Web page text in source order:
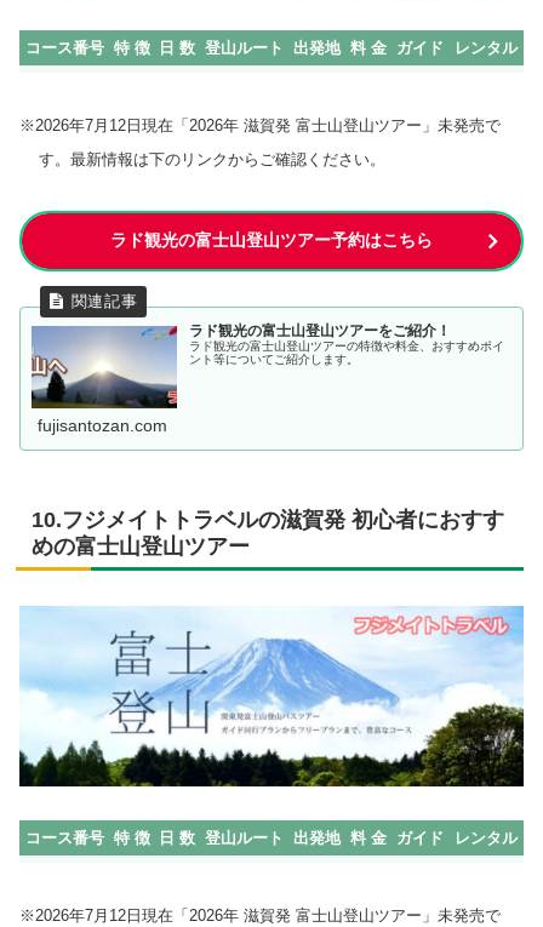
コース番号 特 徴 日 数 登山ルート 出発地 料 金 ガイド レンタル
※2026年7月12日現在「2026年 滋賀発 富士山登山ツアー」未発売で
す。最新情報は下のリンクからご確認ください。
ラド観光の富士山登山ツアー予約はこちら
ラド観光の富士山登山ツアーをご紹介！
ラド観光の富士山登山ツアーの特徴や料金、おすすめポイ
ント等についてご紹介します。
fujisantozan.com
10.フジメイトトラベルの滋賀発 初心者におすす
めの富士山登山ツアー
コース番号 特 徴 日 数 登山ルート 出発地 料 金 ガイド レンタル
※2026年7月12日現在「2026年 滋賀発 富士山登山ツアー」未発売で